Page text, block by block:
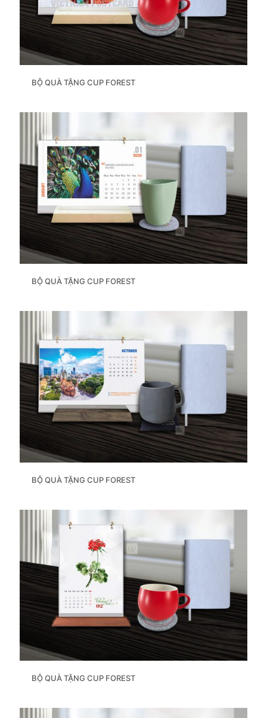
BỘ QUÀ TẶNG CUP FOREST
BỘ QUÀ TẶNG CUP FOREST
BỘ QUÀ TẶNG CUP FOREST
BỘ QUÀ TẶNG CUP FOREST